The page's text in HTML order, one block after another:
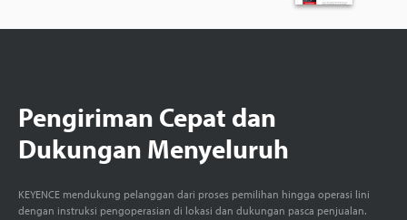
Pengiriman Cepat dan
Dukungan Menyeluruh
KEYENCE mendukung pelanggan dari proses pemilihan hingga operasi lini
dengan instruksi pengoperasian di lokasi dan dukungan pasca penjualan.